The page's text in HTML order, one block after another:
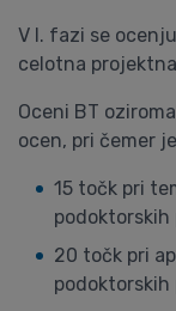
V I. fazi se
celotna
Oceni BT
ocen, pri čemer
15 točk pri
podoktorskih
20 točk pri
podoktorskih